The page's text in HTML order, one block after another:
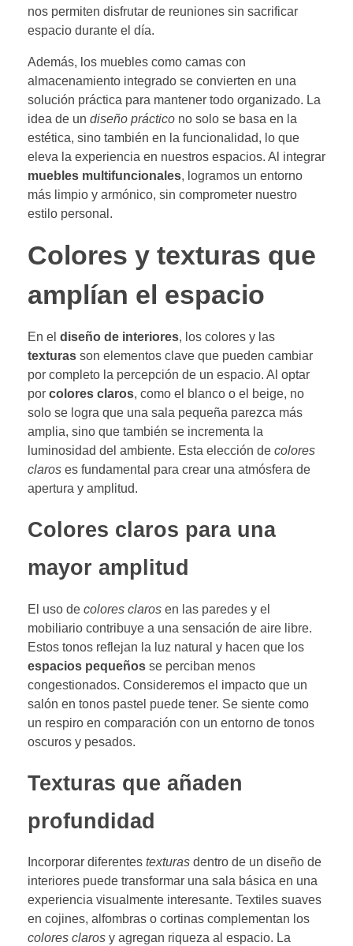
nos permiten disfrutar de reuniones sin sacrificar
espacio durante el día.
Además, los muebles como camas con
almacenamiento integrado se convierten en una
solución práctica para mantener todo organizado. La
idea de un diseño práctico no solo se basa en la
estética, sino también en la funcionalidad, lo que
eleva la experiencia en nuestros espacios. Al integrar
muebles multifuncionales, logramos un entorno
más limpio y armónico, sin comprometer nuestro
estilo personal.
Colores y texturas que
amplían el espacio
En el diseño de interiores, los colores y las
texturas son elementos clave que pueden cambiar
por completo la percepción de un espacio. Al optar
por colores claros, como el blanco o el beige, no
solo se logra que una sala pequeña parezca más
amplia, sino que también se incrementa la
luminosidad del ambiente. Esta elección de colores
claros es fundamental para crear una atmósfera de
apertura y amplitud.
Colores claros para una
mayor amplitud
El uso de colores claros en las paredes y el
mobiliario contribuye a una sensación de aire libre.
Estos tonos reflejan la luz natural y hacen que los
espacios pequeños se perciban menos
congestionados. Consideremos el impacto que un
salón en tonos pastel puede tener. Se siente como
un respiro en comparación con un entorno de tonos
oscuros y pesados.
Texturas que añaden
profundidad
Incorporar diferentes texturas dentro de un diseño de
interiores puede transformar una sala básica en una
experiencia visualmente interesante. Textiles suaves
en cojines, alfombras o cortinas complementan los
colores claros y agregan riqueza al espacio. La